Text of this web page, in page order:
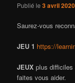
Publié le3 avril 2020
Saurez-vous
JEU 1 https://
JEUX plus
faites vous aider.